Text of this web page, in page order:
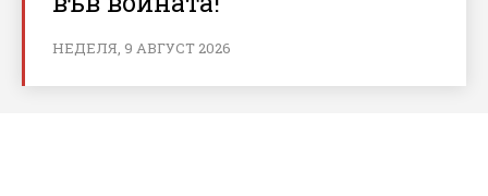
НЕДЕЛЯ, 9 АВГУСТ 2026